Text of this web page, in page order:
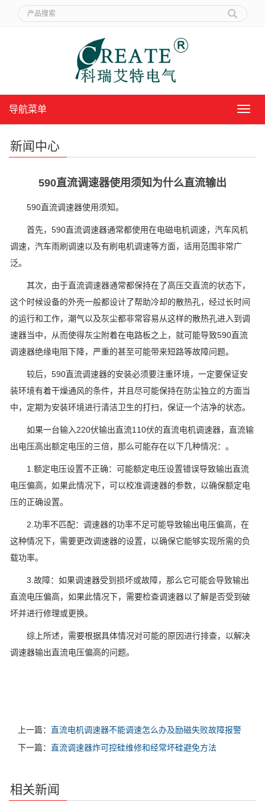
导
导航菜单
新闻中心
590直流调速器使用须知为什么直流输出
590直流调速器使用须知。
首先，590直流调速器通常都使用在电磁电机调速，汽车风机
调速，汽车雨刷调速以及有刷电机调速等方面，适用范围非常广
泛。
其次，由于直流调速器通常都保持在了高压交直流的状态下，
这个时候设备的外壳一般都设计了帮助冷却的散热孔，经过长时间
的运行和工作，潮气以及灰尘都非常容易从这样的散热孔进入到调
速器当中，从而使得灰尘附着在电路板之上，就可能导致590直流
调速器绝缘电阻下降，严重的甚至可能带来短路等故障问题。
较后，590直流调速器的安装必须要注重环境，一定要保证安
装环境有着干燥通风的条件，并且尽可能保持在防尘独立的方面当
中，定期为安装环境进行清洁卫生的打扫，保证一个洁净的状态。
如果一台输入220伏输出直流110伏的直流电机调速器，直流输
出电压高出额定电压的三倍，那么可能存在以下几种情况：。
1.额定电压设置不正确：可能额定电压设置错误导致输出直流
电压偏高，如果此情况下，可以校准调速器的参数，以确保额定电
压的正确设置。
2.功率不匹配：调速器的功率不足可能导致输出电压偏高，在
这种情况下，需要更改调速器的设置，以确保它能够实现所需的负
载功率。
3.故障：如果调速器受到损坏或故障，那么它可能会导致输出
直流电压偏高，如果此情况下，需要检查调速器以了解是否受到破
坏并进行修理或更换。
综上所述，需要根据具体情况对可能的原因进行排查，以解决
调速器输出直流电压偏高的问题。
上一篇： 直流电机调速器不能调速怎么办及励磁失败故障报警
下一篇： 直流调速器炸可控硅维修和经常坏硅避免方法
相关新闻